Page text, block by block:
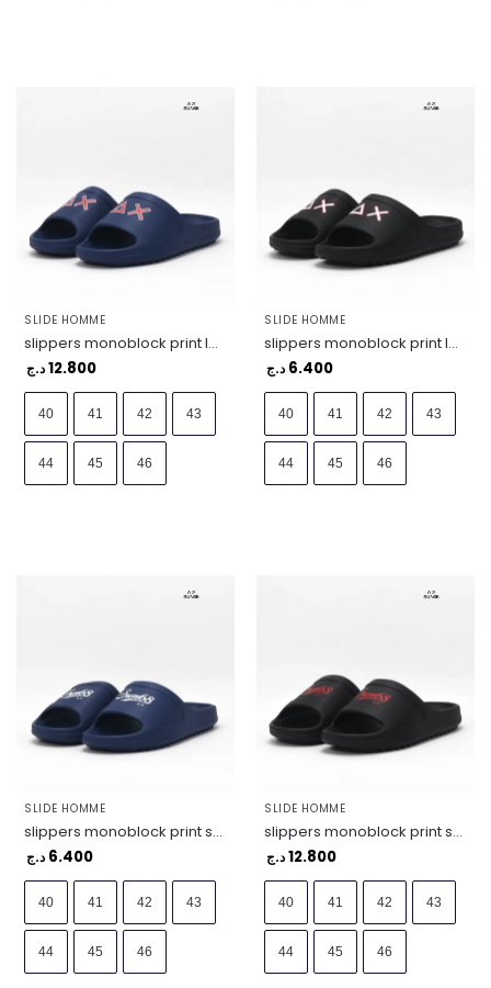
SLIDE HOMME
slippers monoblock print logo – X36114-0710
12.800د.ج
40 41 42 43
44 45 46
SLIDE HOMME
slippers monoblock print logo – X36114-1110
6.400 د.ج
40 41 42 43
44 45 46
SLIDE HOMME
slippers monoblock print sun68 – X36115-0701
6.400 د.ج
40 41 42 43
44 45 46
SLIDE HOMME
slippers monoblock print sun68 – X36115-1110
12.800د.ج
40 41 42 43
44 45 46